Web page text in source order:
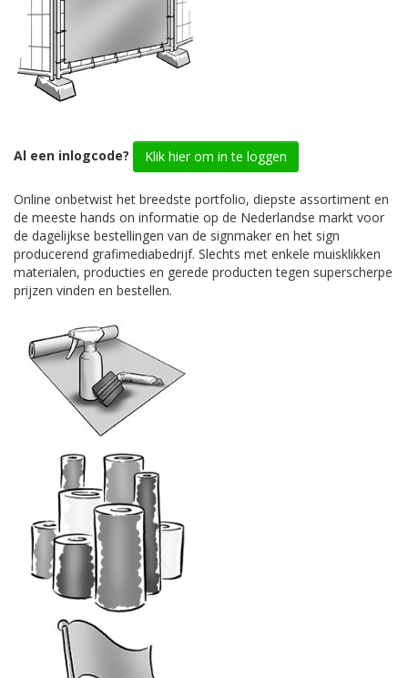
Al een inlogcode? Klik hier om in te loggen
Online onbetwist het breedste portfolio, diepste assortiment en
de meeste hands on informatie op de Nederlandse markt voor
de dagelijkse bestellingen van de signmaker en het sign
producerend grafimediabedrijf. Slechts met enkele muisklikken
materialen, producties en gerede producten tegen superscherpe
prijzen vinden en bestellen.